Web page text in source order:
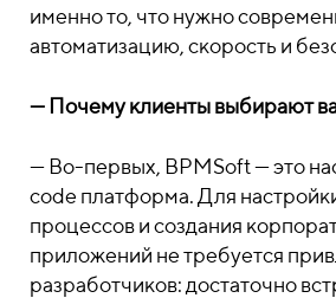
именно то, что нужно
автоматизацию, скорость и
— Почему клиенты выбирают
—Во-первых, BPMSoft — это
code платформа. Для
процессов и создания
приложений не требуется
разработчиков: достаточно